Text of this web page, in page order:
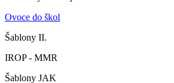
Ovoce do škol
Šablony II.
IROP - MMR
Šablony JAK